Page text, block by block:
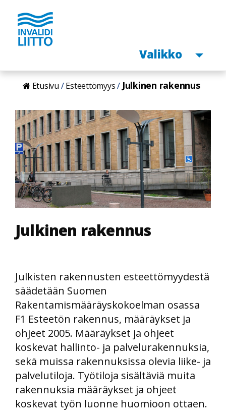
Hyppää
pääsisältöön
Avaa
Valikko
Etusivu Esteettömyys Julkinen rakennus
Julkinen rakennus
Julkisten rakennusten esteettömyydestä
säädetään Suomen
Rakentamismääräyskokoelman osassa
F1 Esteetön rakennus, määräykset ja
ohjeet 2005. Määräykset ja ohjeet
koskevat hallinto- ja palvelurakennuksia,
sekä muissa rakennuksissa olevia liike- ja
palvelutiloja. Työtiloja sisältäviä muita
rakennuksia määräykset ja ohjeet
koskevat työn luonne huomioon ottaen.